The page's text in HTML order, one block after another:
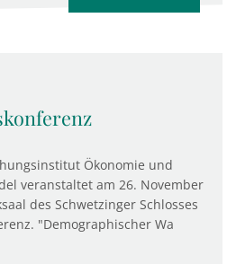
Ökonomie und
veranstaltet am 26. November
des Schwetzinger Schlosses
"Demographischer Wa